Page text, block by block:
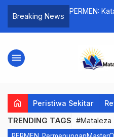
Breaking News
PERMEN:
menu
home Peristiwa Sekitar
TRENDING TAGS #Mataleza